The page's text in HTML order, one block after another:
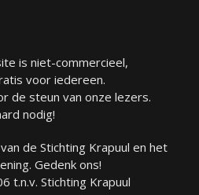
is niet-commercieel,
voor iedereen.
de steun van onze lezers.
nodig!
de Stichting Krapuul en het
Gedenk ons!
t.n.v. Stichting Krapuul